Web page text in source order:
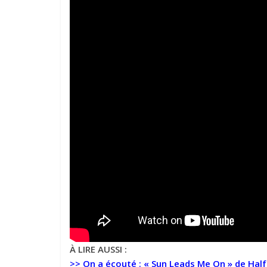
À LIRE AUSSI :
>> On a écouté : « Sun Leads Me On » de